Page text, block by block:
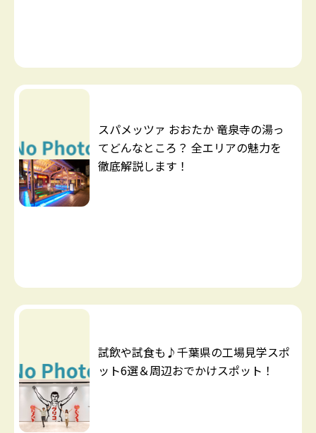
スパメッツァ おおたか 竜泉寺の湯っ
てどんなところ？ 全エリアの魅力を
徹底解説します！
試飲や試食も♪千葉県の工場見学スポ
ット6選＆周辺おでかけスポット！